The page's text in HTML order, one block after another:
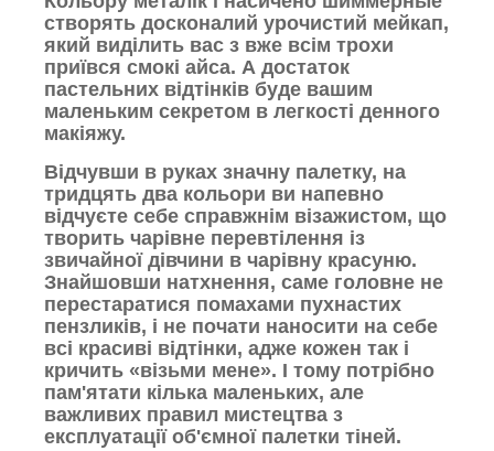
створять досконалий урочистий мейкап,
який виділить вас з вже всім трохи
приївся смокі айса. А достаток
пастельних відтінків буде вашим
маленьким секретом в легкості денного
макіяжу.
Відчувши в руках значну палетку, на
тридцять два кольори ви напевно
відчуєте себе справжнім візажистом, що
творить чарівне перевтілення із
звичайної дівчини в чарівну красуню.
Знайшовши натхнення, саме головне не
перестаратися помахами пухнастих
пензликів, і не почати наносити на себе
всі красиві відтінки, адже кожен так і
кричить «візьми мене». І тому потрібно
пам'ятати кілька маленьких, але
важливих правил мистецтва з
експлуатації об'ємної палетки тіней.